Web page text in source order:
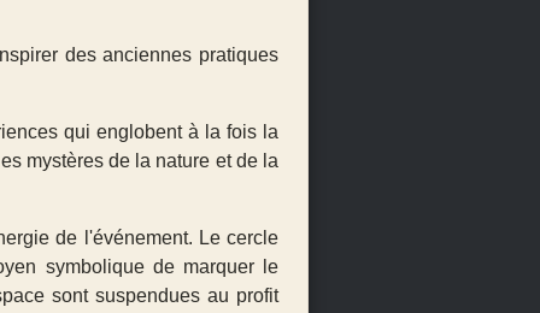
des anciennes pratiques
qui englobent à la fois la
mystères de la nature et de la
de l'événement. Le cercle
symbolique de marquer le
sont suspendues au profit